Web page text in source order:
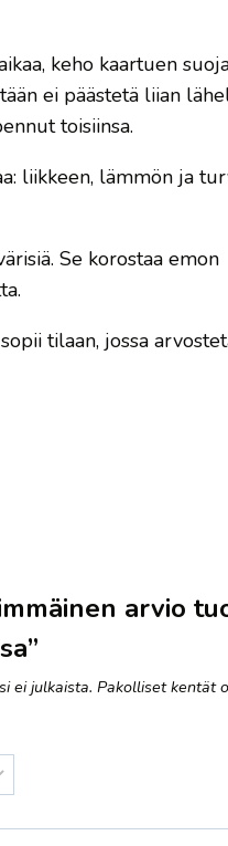
keho kaartuen
ei päästetä liian
toisiinsa.
liikkeen, lämmön ja
Se korostaa emon
tilaan, jossa
arvio
ei julkaista. Pakolliset kentät